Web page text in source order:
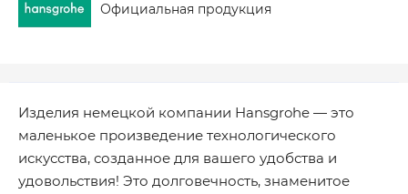
Официальная продукция
Изделия немецкой компании Hansgrohe — это
маленькое произведение технологического
искусства, созданное для вашего удобства и
удовольствия! Это долговечность, знаменитое